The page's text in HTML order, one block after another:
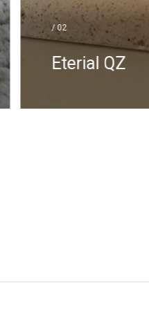
características
Gran
Impermeable
Fácil de
/ 02
Eterial QZ